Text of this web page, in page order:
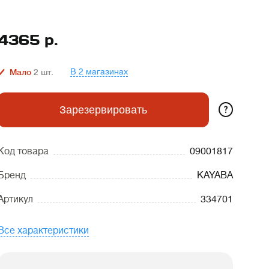
р.
Мало 2 шт. В 2 магазинах
Зарезервировать ?
товара 09001817
KAYABA
334701
характеристики